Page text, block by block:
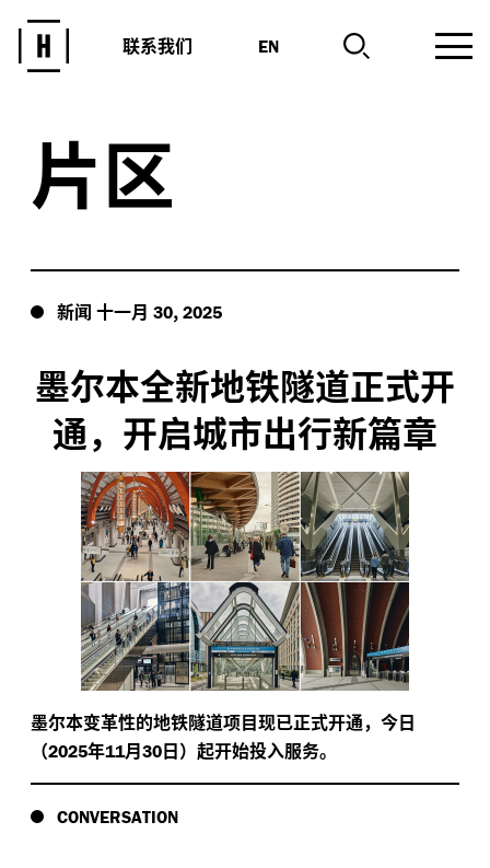
联系我们 EN
片区
新闻 十一月 30, 2025
墨尔本全新地铁隧道正式开
通，开启城市出行新篇章
墨尔本变革性的地铁隧道项目现已正式开通，今日
（2025年11月30日）起开始投入服务。
CONVERSATION